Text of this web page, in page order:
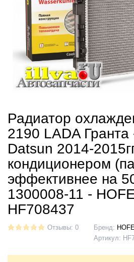
Радиатор
2190 LADA
Datsun 2014-
кондиционером
эффективнее на
1300008-11 -
HF708437
Отзывы: 0 Бренд:
Артикул: